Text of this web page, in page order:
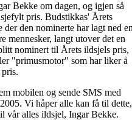
Bekke om dagen, og igjen så
pris. Budstikkas' Årets
der den nominerte har lagt ned
mennesker, langt utover det en
nominert til Årets ildsjels pris,
"primusmotor" som har liker å
mobilen og sende SMS med
Vi håper alle kan få til dette,
vår alles ildsjel, Ingar Bekke.